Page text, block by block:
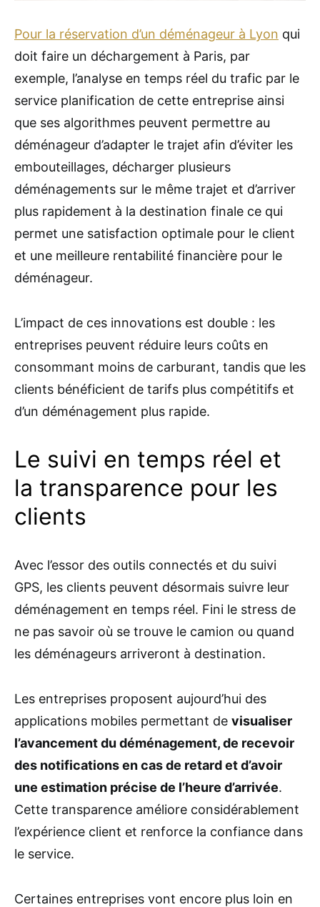
Pour la réservation d’un déménageur à Lyon qui
doit faire un déchargement à Paris, par
exemple, l’analyse en temps réel du trafic par le
service planification de cette entreprise ainsi
que ses algorithmes peuvent permettre au
déménageur d’adapter le trajet afin d’éviter les
embouteillages, décharger plusieurs
déménagements sur le même trajet et d’arriver
plus rapidement à la destination finale ce qui
permet une satisfaction optimale pour le client
et une meilleure rentabilité financière pour le
déménageur.
L’impact de ces innovations est double : les
entreprises peuvent réduire leurs coûts en
consommant moins de carburant, tandis que les
clients bénéficient de tarifs plus compétitifs et
d’un déménagement plus rapide.
Le suivi en temps réel et
la transparence pour les
clients
Avec l’essor des outils connectés et du suivi
GPS, les clients peuvent désormais suivre leur
déménagement en temps réel. Fini le stress de
ne pas savoir où se trouve le camion ou quand
les déménageurs arriveront à destination.
Les entreprises proposent aujourd’hui des
applications mobiles permettant de visualiser
l’avancement du déménagement, de recevoir
des notifications en cas de retard et d’avoir
une estimation précise de l’heure d’arrivée.
Cette transparence améliore considérablement
l’expérience client et renforce la confiance dans
le service.
Certaines entreprises vont encore plus loin en